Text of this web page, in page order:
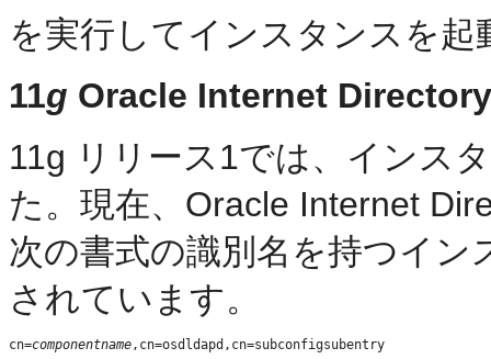
を実行してインスタンスを起
11g Oracle Internet
11g リリース1では、インス
た。現在、Oracle Internet
次の書式の識別名を持つイ
されています。
cn=componentname